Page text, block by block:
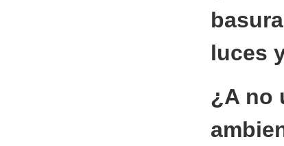
luces
¿A no